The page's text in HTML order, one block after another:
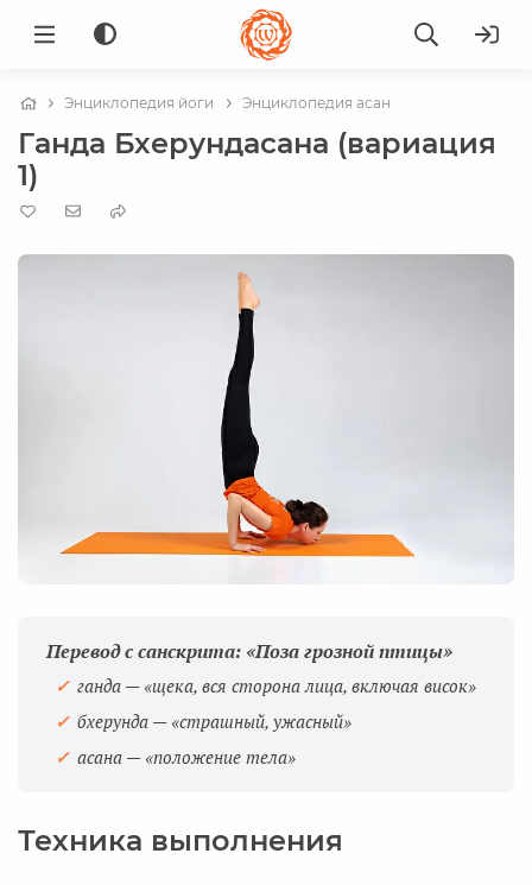
Энциклопедия йоги Энциклопедия асан
Ганда Бхерундасана (вариация
1)
Перевод с санскрита: «Поза грозной птицы»
ганда — «щека, вся сторона лица, включая висок»
бхерунда — «страшный, ужасный»
асана — «положение тела»
Техника выполнения